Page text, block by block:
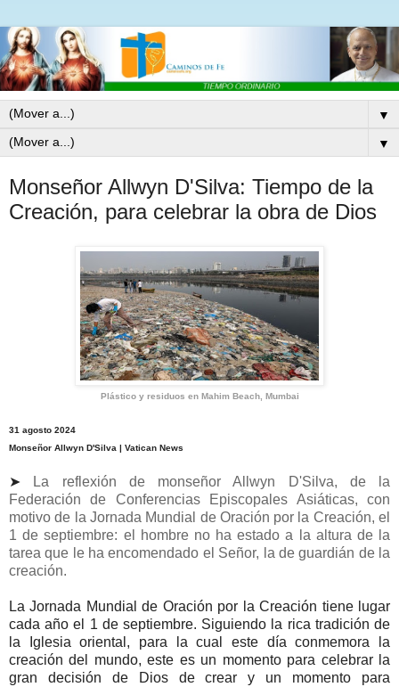
▼
▼
Monseñor Allwyn D'Silva: Tiempo de la
Creación, para celebrar la obra de Dios
Plástico y residuos en Mahim Beach, Mumbai
31 agosto 2024
Monseñor Allwyn D'Silva | Vatican News
➤
La reflexión de monseñor Allwyn D'Silva, de la
Federación de Conferencias Episcopales Asiáticas, con
motivo de la Jornada Mundial de Oración por la Creación, el
1 de septiembre: el hombre no ha estado a la altura de la
tarea que le ha encomendado el Señor, la de guardián de la
creación.
La Jornada Mundial de Oración por la Creación tiene lugar
cada año el 1 de septiembre. Siguiendo la rica tradición de
la Iglesia oriental, para la cual este día conmemora la
creación del mundo, este es un momento para celebrar la
gran decisión de Dios de crear y un momento para